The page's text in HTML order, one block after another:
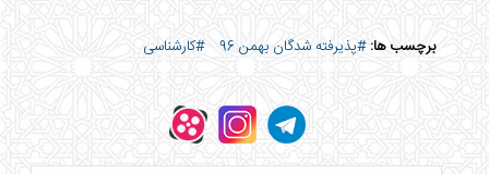
برچسب ها:#پذیرفته شدگان بهمن 96 #کارشناسی